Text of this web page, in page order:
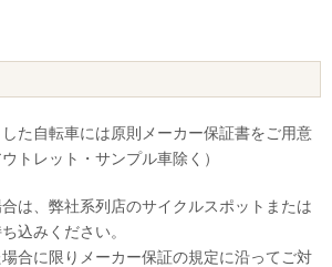
た自転車には原則メーカー保証書をご用意
トレット・サンプル車除く）
は、弊社系列店のサイクルスポットまたは
込みください。
合に限りメーカー保証の規定に沿ってご対